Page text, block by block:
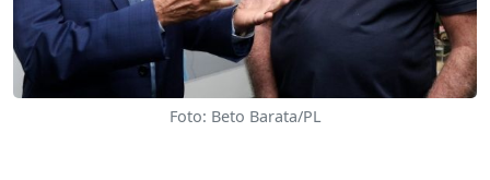
Foto: Beto Barata/PL